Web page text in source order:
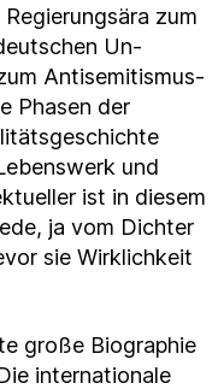
zum
Un-
Antisemitismus-
Phasen der
und
ist in diesem
ja vom Dichter
sie Wirklichkeit
große Biographie
internationale